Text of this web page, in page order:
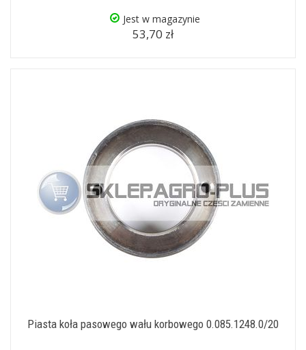
Jest w magazynie
53,70 zł
Piasta koła pasowego wału korbowego 0.085.1248.0/20